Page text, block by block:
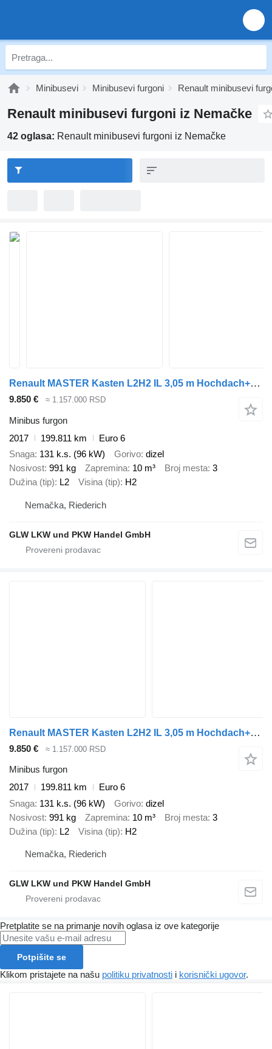
Minibusevi Minibusevi furgoni Renault minibusevi
Renault minibusevi furgoni iz Nemačke
42 oglasa: Renault minibusevi furgoni iz Nemačke
Renault MASTER Kasten L2H2 IL 3,05 m Hochdach+KLIMA
9.850 € ≈ 1.157.000 RSD
Minibus furgon
2017
199.811 km
Euro 6
Snaga 131 k.s. (96 kW) Gorivo dizel
Nosivost 991 kg Zapremina 10 m³ Broj mesta 3
Dužina (tip) L2 Visina (tip) H2
Nemačka, Riederich
GLW LKW und PKW Handel GmbH
Renault MASTER Kasten L2H2 IL 3,05 m Hochdach+KLIMA
9.850 € ≈ 1.157.000 RSD
Minibus furgon
2017
199.811 km
Euro 6
Snaga 131 k.s. (96 kW) Gorivo dizel
Nosivost 991 kg Zapremina 10 m³ Broj mesta 3
Dužina (tip) L2 Visina (tip) H2
Nemačka, Riederich
GLW LKW und PKW Handel GmbH
Pretplatite se na primanje novih oglasa iz ove kategorije
Potpišite se
Klikom pristajete na našu politiku privatnosti i korisnički ugovor.